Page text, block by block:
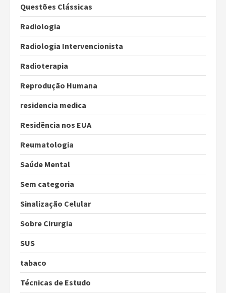
Questões Clássicas
Radiologia
Radiologia Intervencionista
Radioterapia
Reprodução Humana
residencia medica
Residência nos EUA
Reumatologia
Saúde Mental
Sem categoria
Sinalização Celular
Sobre Cirurgia
SUS
tabaco
Técnicas de Estudo